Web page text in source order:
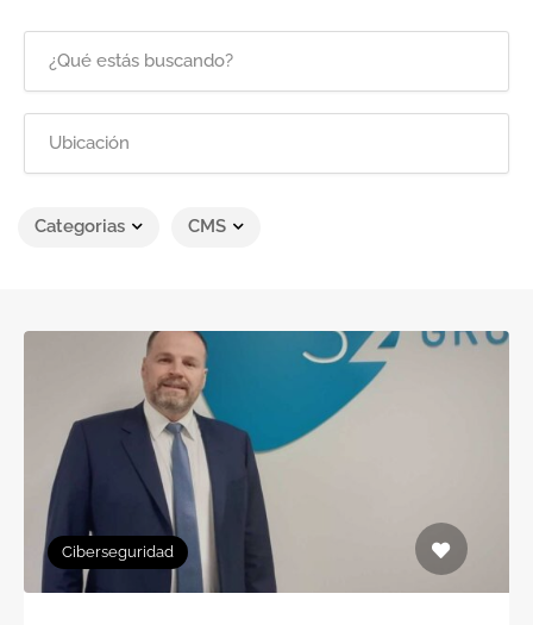
Categorias CMS
Ciberseguridad